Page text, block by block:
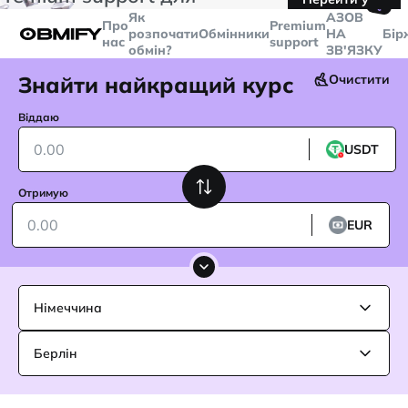
більше
Telegram
Про
нас
Як
розпочати
обмін?
ОбмінникиPremium
support
🤙
AЗОВ
НА
ЗВ'ЯЗКУ
Знайти найкращий курс Очистити
Віддаю
USDT
Отримую
EUR
Німеччина
Берлін